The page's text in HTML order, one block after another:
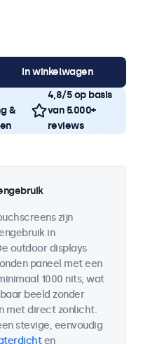
In winkelwagen
&
4,8/5 op basis
van 5.000+
reviews
zijn
in
outdoor displays
paneel met een
1000 nits, wat
beeld zonder
met direct zonlicht.
stevige, eenvoudig
en